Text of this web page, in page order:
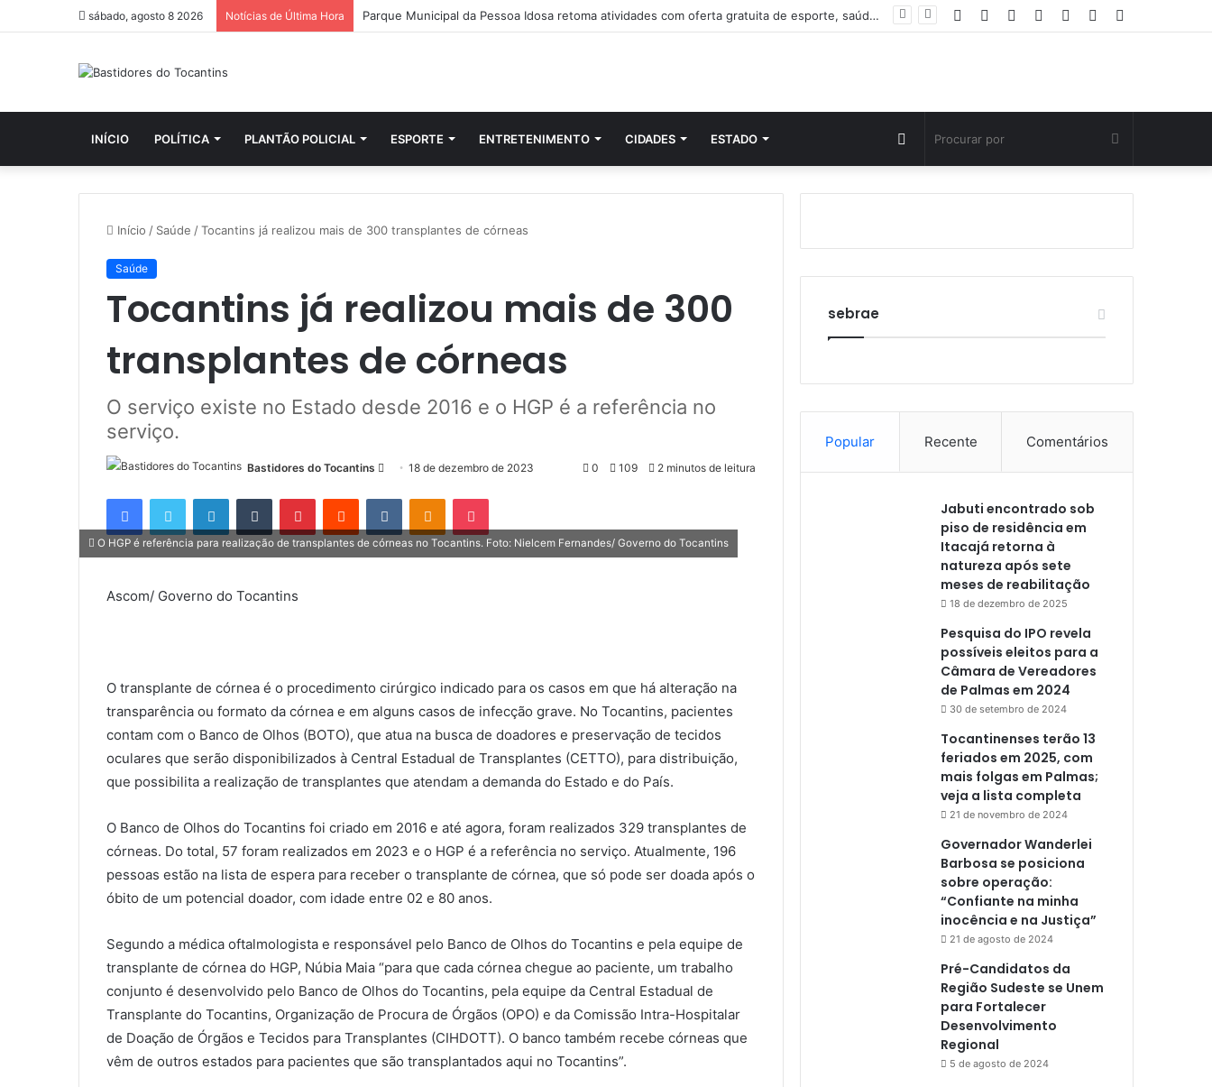
sábado, agosto 8 2026 Notícias de Última Hora Parque Municipal da Pessoa Idosa retoma atividades com oferta gratuita de esporte, saúde e convivência em Palmas
Artigo
Entrar
Instagram
YouTube
Twitter
Facebook
INÍCIO POLÍTICA PLANTÃO POLICIAL ESPORTE ENTRETENIMENTO CIDADES ESTADO
por
Switch
skin
Início / Saúde /Tocantins já realizou mais de 300 transplantes de córneas
Saúde
Tocantins já realizou mais de 300
transplantes de córneas
O serviço existe no Estado desde 2016 e o HGP é a referência no
serviço.
Bastidores do Tocantins
n
d
a
i
18 de dezembro de 2023 0 109 2 minutos de leitura
O HGP é referência para realização de transplantes de córneas no Tocantins. Foto: Nielcem Fernandes/ Governo do Tocantins
Ascom/ Governo do Tocantins
O transplante de córnea é o procedimento cirúrgico indicado para os casos em que há alteração na
transparência ou formato da córnea e em alguns casos de infecção grave. No Tocantins, pacientes
contam com o Banco de Olhos (BOTO), que atua na busca de doadores e preservação de tecidos
oculares que serão disponibilizados à Central Estadual de Transplantes (CETTO), para distribuição,
que possibilita a realização de transplantes que atendam a demanda do Estado e do País.
O Banco de Olhos do Tocantins foi criado em 2016 e até agora, foram realizados 329 transplantes de
córneas. Do total, 57 foram realizados em 2023 e o HGP é a referência no serviço. Atualmente, 196
pessoas estão na lista de espera para receber o transplante de córnea, que só pode ser doada após o
óbito de um potencial doador, com idade entre 02 e 80 anos.
Segundo a médica oftalmologista e responsável pelo Banco de Olhos do Tocantins e pela equipe de
transplante de córnea do HGP, Núbia Maia “para que cada córnea chegue ao paciente, um trabalho
conjunto é desenvolvido pelo Banco de Olhos do Tocantins, pela equipe da Central Estadual de
Transplante do Tocantins, Organização de Procura de Órgãos (OPO) e da Comissão Intra-Hospitalar
de Doação de Órgãos e Tecidos para Transplantes (CIHDOTT). O banco também recebe córneas que
vêm de outros estados para pacientes que são transplantados aqui no Tocantins”.
sebrae
Popular Recente Comentários
Jabuti encontrado sob
piso de residência em
Itacajá retorna à
natureza após sete
meses de reabilitação
18 de dezembro de 2025
Pesquisa do IPO revela
possíveis eleitos para a
Câmara de Vereadores
de Palmas em 2024
30 de setembro de 2024
Tocantinenses terão 13
feriados em 2025, com
mais folgas em Palmas;
veja a lista completa
21 de novembro de 2024
Governador Wanderlei
Barbosa se posiciona
sobre operação:
“Confiante na minha
inocência e na Justiça”
21 de agosto de 2024
Pré-Candidatos da
Região Sudeste se Unem
para Fortalecer
Desenvolvimento
Regional
5 de agosto de 2024